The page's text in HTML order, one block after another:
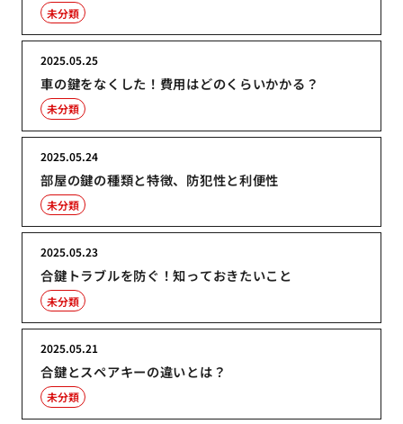
未分類
車の鍵をなくした！費用はどのくらいかかる？
2025.05.25
未分類
部屋の鍵の種類と特徴、防犯性と利便性
2025.05.24
未分類
合鍵トラブルを防ぐ！知っておきたいこと
2025.05.23
未分類
合鍵とスペアキーの違いとは？
2025.05.21
未分類